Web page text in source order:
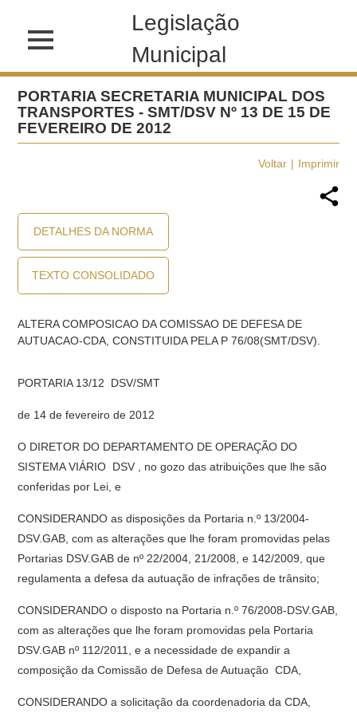
Legislação
Municipal
PORTARIA SECRETARIA MUNICIPAL DOS
TRANSPORTES - SMT/DSV Nº 13 DE 15 DE
FEVEREIRO DE 2012
Voltar Imprimir
DETALHES DA NORMA
TEXTO CONSOLIDADO
ALTERA COMPOSICAO DA COMISSAO DE DEFESA DE
AUTUACAO-CDA, CONSTITUIDA PELA P 76/08(SMT/DSV).
PORTARIA 13/12  DSV/SMT
de 14 de fevereiro de 2012
O DIRETOR DO DEPARTAMENTO DE OPERAÇÃO DO
SISTEMA VIÁRIO  DSV , no gozo das atribuições que lhe são
conferidas por Lei, e
CONSIDERANDO as disposições da Portaria n.º 13/2004-
DSV.GAB, com as alterações que lhe foram promovidas pelas
Portarias DSV.GAB de nº 22/2004, 21/2008, e 142/2009, que
regulamenta a defesa da autuação de infrações de trânsito;
CONSIDERANDO o disposto na Portaria n.º 76/2008-DSV.GAB,
com as alterações que lhe foram promovidas pela Portaria
DSV.GAB nº 112/2011, e a necessidade de expandir a
composição da Comissão de Defesa de Autuação  CDA,
CONSIDERANDO a solicitação da coordenadoria da CDA,